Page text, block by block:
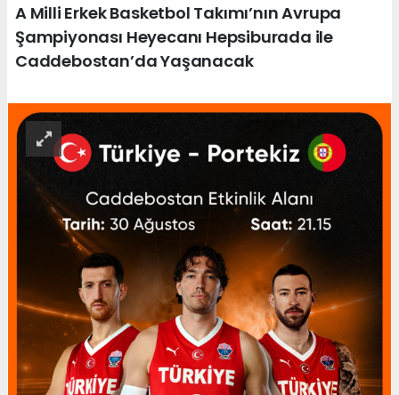
A Milli Erkek Basketbol Takımı’nın Avrupa
Şampiyonası Heyecanı Hepsiburada ile
Caddebostan’da Yaşanacak